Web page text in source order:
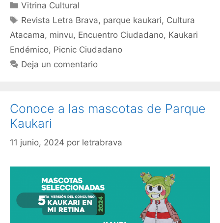
Vitrina Cultural
Revista Letra Brava, parque kaukari, Cultura
Atacama, minvu, Encuentro Ciudadano, Kaukari
Endémico, Picnic Ciudadano
Deja un comentario
Conoce a las mascotas de Parque
Kaukari
11 junio, 2024 por letrabrava